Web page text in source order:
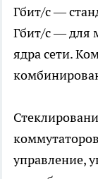
Гбит/с —
Гбит/с — для
ядра сети.
управление,